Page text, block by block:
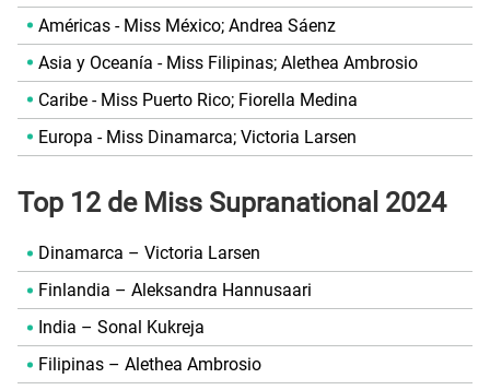
Américas - Miss México; Andrea Sáenz
Asia y Oceanía - Miss Filipinas; Alethea Ambrosio
Caribe - Miss Puerto Rico; Fiorella Medina
Europa - Miss Dinamarca; Victoria Larsen
Top 12 de Miss Supranational 2024
Dinamarca – Victoria Larsen
Finlandia – Aleksandra Hannusaari
India – Sonal Kukreja
Filipinas – Alethea Ambrosio